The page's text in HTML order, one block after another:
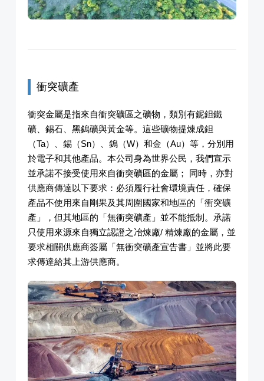
衝突礦產
衝突金屬是指來自衝突礦區之礦物，類別有鈮鉭鐵
礦、錫石、黑鎢礦與黃金等。這些礦物提煉成鉭
（Ta）、錫（Sn）、鎢（W）和金（Au）等，分別用
於電子和其他產品。本公司身為世界公民，我們宣示
並承諾不接受使用來自衝突礦區的金屬； 同時，亦對
供應商傳達以下要求：必須履行社會環境責任，確保
產品不使用來自剛果及其周圍國家和地區的「衝突礦
產」，但其地區的「無衝突礦產」並不能抵制。承諾
只使用來源來自獨立認證之冶煉廠/ 精煉廠的金屬，並
要求相關供應商簽屬「無衝突礦產宣告書」並將此要
求傳達給其上游供應商。